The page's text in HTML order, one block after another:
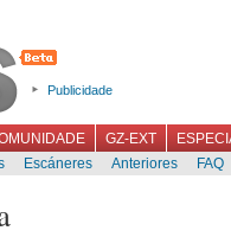
Publicidade
GZ-EXT
Escáneres Anteriores FAQ